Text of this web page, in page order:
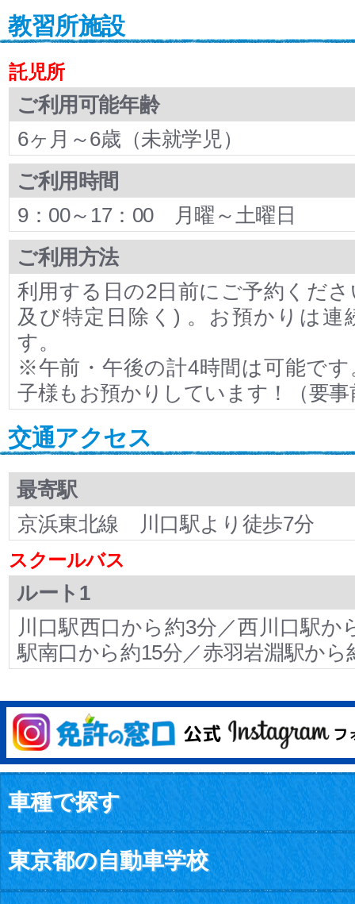
教習所施設
託児所
ご利用可能年齢
6ヶ月～6歳（未就学児）
ご利用時間
9：00～17：00 月曜～土曜日
ご利用方法
利用する日の2日前にご予約くだ
及び特定日除く) 。お預かりは連
す。
※午前・午後の計4時間は可能で
子様もお預かりしています！（要事
交通アクセス
最寄駅
京浜東北線 川口駅より徒歩7分
スクールバス
ルート1
川口駅西口から約3分／西川口駅か
駅南口から約15分／赤羽岩淵駅から
車種で探す
東京都の自動車学校